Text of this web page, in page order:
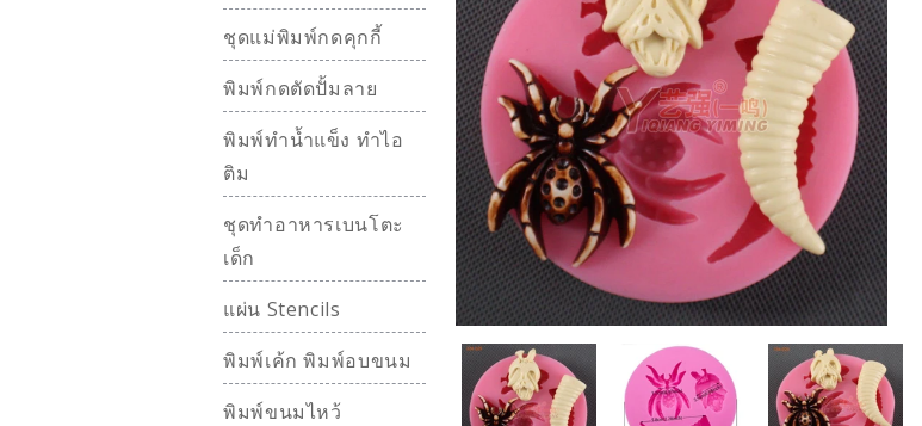
ชุดแม่พิมพ์กดคุกกี้
พิมพ์กดตัดปั้มลาย
พิมพ์ทำน้ำแข็ง ทำไอ
ติม
ชุดทำอาหารเบนโตะ
เด็ก
แผ่น Stencils
พิมพ์เค้ก พิมพ์อบขนม
พิมพ์ขนมไหว้